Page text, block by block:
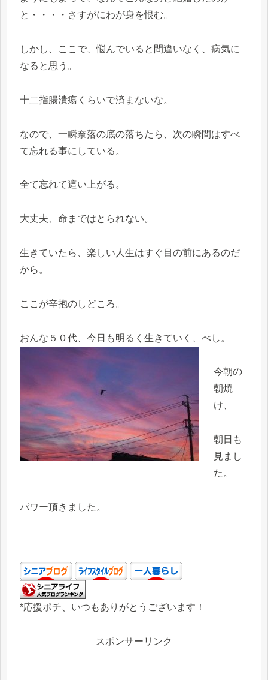
と・・・・さすがにわが身を恨む。
しかし、ここで、悩んでいると間違いなく、病気に
なると思う。
十二指腸潰瘍くらいで済まないな。
なので、一瞬奈落の底の落ちたら、次の瞬間はすべ
て忘れる事にしている。
全て忘れて這い上がる。
大丈夫、命まではとられない。
生きていたら、楽しい人生はすぐ目の前にあるのだ
から。
ここが辛抱のしどころ。
おんな５０代、今日も明るく生きていく、べし。
今朝の
朝焼
け、
朝日も
見まし
た。
パワー頂きました。
*応援ポチ、いつもありがとうございます！
スポンサーリンク